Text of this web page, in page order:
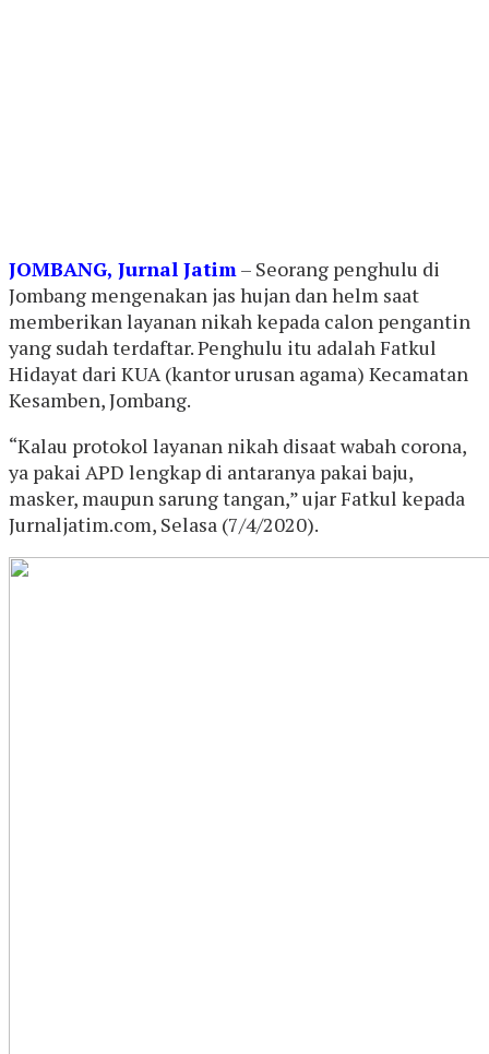
JOMBANG, Jurnal Jatim – Seorang penghulu di
Jombang mengenakan jas hujan dan helm saat
memberikan layanan nikah kepada calon pengantin
yang sudah terdaftar. Penghulu itu adalah Fatkul
Hidayat dari KUA (kantor urusan agama) Kecamatan
Kesamben, Jombang.
“Kalau protokol layanan nikah disaat wabah corona,
ya pakai APD lengkap di antaranya pakai baju,
masker, maupun sarung tangan,” ujar Fatkul kepada
Jurnaljatim.com, Selasa (7/4/2020).